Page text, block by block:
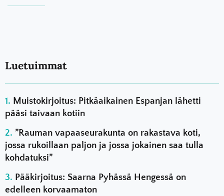
Luetuimmat
Muistokirjoitus: Pitkäaikainen Espanjan lähetti
pääsi taivaan kotiin
”Rauman vapaaseurakunta on rakastava koti,
jossa rukoillaan paljon ja jossa jokainen saa tulla
kohdatuksi”
Pääkirjoitus: Saarna Pyhässä Hengessä on
edelleen korvaamaton